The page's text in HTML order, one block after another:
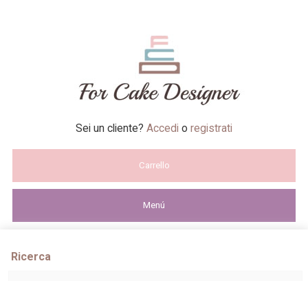
Sei un cliente? Accedi o registrati
Carrello
Menú
Ricerca